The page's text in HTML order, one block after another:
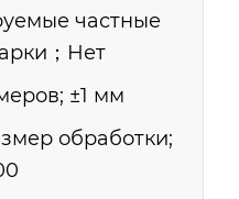
частные
；Нет
±1 мм
обработки;